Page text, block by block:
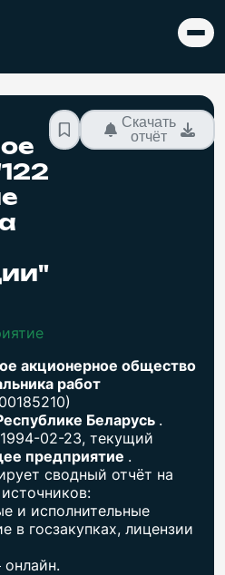
Скачать
отчёт
акционерное общество
работ
Беларусь .
02-23, текущий
предприятие .
сводный отчёт на
и исполнительные
в госзакупках, лицензии